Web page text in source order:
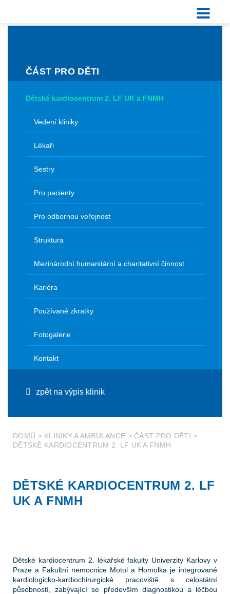
ČÁST PRO DĚTI
Dětské kardiocentrum 2. LF UK a FNMH
Vedení kliniky
Lékaři
Sestry
Pro pacienty
Pro odbornou veřejnost
Struktura
Mezinárodní humanitární a charitativní činnost
Kariéra
Používané zkratky
Fotogalerie
Kontakt
zpět na výpis klinik
DOMŮ > KLINIKY A AMBULANCE > ČÁST PRO DĚTI >
DĚTSKÉ KARDIOCENTRUM 2. LF UK A FNMH
DĚTSKÉ KARDIOCENTRUM 2. LF
UK A FNMH
Dětské kardiocentrum 2. lékařské fakulty Univerzity Karlovy v
Praze a Fakultní nemocnice Motol a Homolka je integrované
kardiologicko-kardiochirurgické pracoviště s celostátní
působností, zabývající se především diagnostikou a léčbou